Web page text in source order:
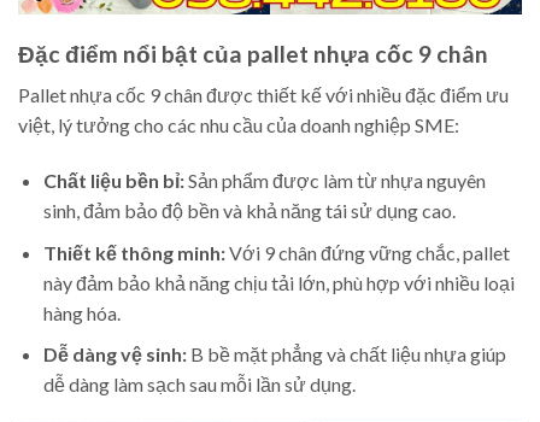
Đặc điểm nổi bật của pallet nhựa cốc 9 chân
Pallet nhựa cốc 9 chân được thiết kế với nhiều đặc điểm ưu
việt, lý tưởng cho các nhu cầu của doanh nghiệp SME:
Chất liệu bền bỉ:Sản phẩm được làm từ nhựa nguyên
sinh, đảm bảo độ bền và khả năng tái sử dụng cao.
Thiết kế thông minh:Với 9 chân đứng vững chắc, pallet
này đảm bảo khả năng chịu tải lớn, phù hợp với nhiều loại
hàng hóa.
Dễ dàng vệ sinh:B bề mặt phẳng và chất liệu nhựa giúp
dễ dàng làm sạch sau mỗi lần sử dụng.